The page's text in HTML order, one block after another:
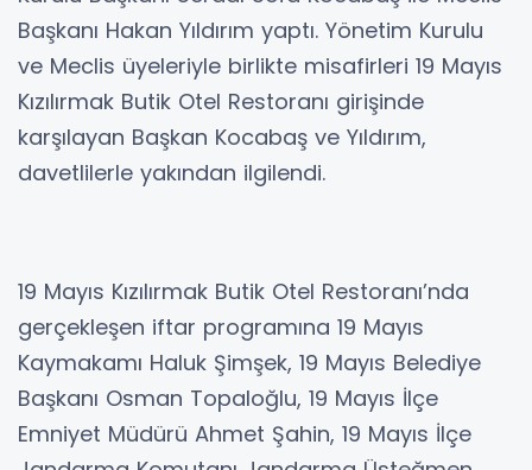
Başkanı Hakan Yıldırım yaptı. Yönetim Kurulu
ve Meclis üyeleriyle birlikte misafirleri 19 Mayıs
Kızılırmak Butik Otel Restoranı girişinde
karşılayan Başkan Kocabaş ve Yıldırım,
davetlilerle yakından ilgilendi.
19 Mayıs Kızılırmak Butik Otel Restoranı’nda
gerçekleşen iftar programına 19 Mayıs
Kaymakamı Haluk Şimşek, 19 Mayıs Belediye
Başkanı Osman Topaloğlu, 19 Mayıs İlçe
Emniyet Müdürü Ahmet Şahin, 19 Mayıs İlçe